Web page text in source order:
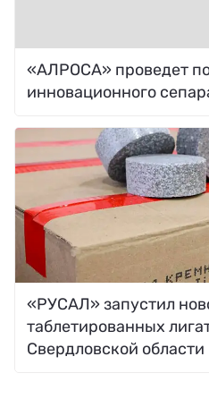
«АЛРОСА» проведет
инновационного
«РУСАЛ» запустил
таблетированных
Свердловской области